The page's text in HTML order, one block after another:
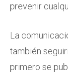
prevenir
La
también
primero se